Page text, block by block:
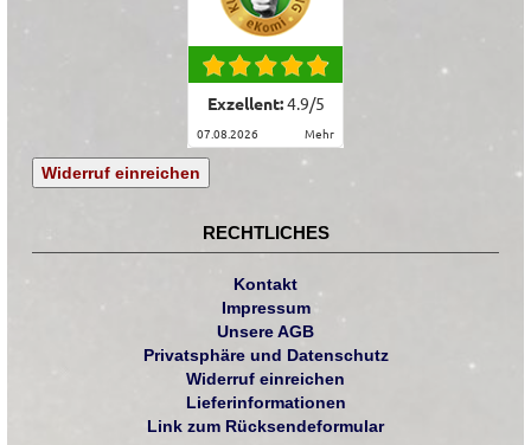
Exzellent:4.9/5
07.08.2026 mehr
Widerruf einreichen
RECHTLICHES
Kontakt
Impressum
Unsere AGB
Privatsphäre und Datenschutz
Widerruf einreichen
Lieferinformationen
Link zum Rücksendeformular